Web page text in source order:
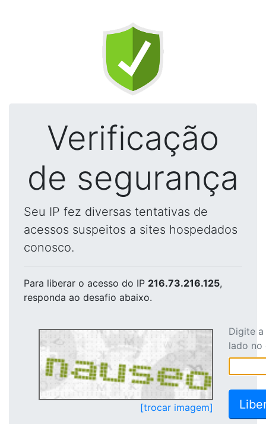
Verificação
de segurança
Seu IP fez diversas tentativas de
acessos suspeitos a sites hospedados
conosco.
Para liberar o acesso do IP 216.73.216.125,
responda ao desafio abaixo.
[trocar imagem]
Digite
lado no